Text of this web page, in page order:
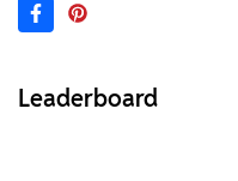
Leaderboard